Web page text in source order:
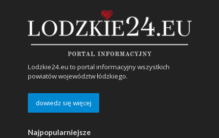
Lodzkie24.eu to portal informacyjny wszystkich
powiatów województw łódzkiego.
dowiedz się więcej
Najpopularniejsze